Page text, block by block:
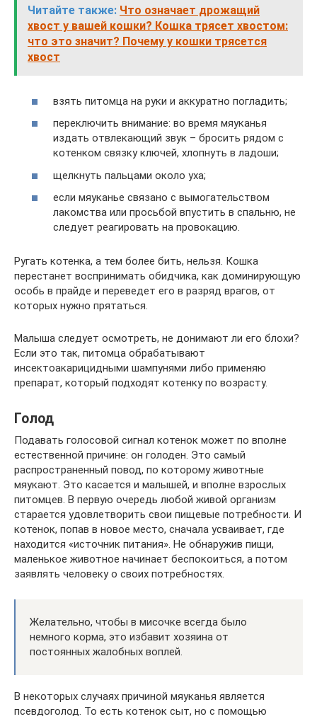
Читайте также: Что означает дрожащий
хвост у вашей кошки? Кошка трясет хвостом:
что это значит? Почему у кошки трясется
хвост
взять питомца на руки и аккуратно погладить;
переключить внимание: во время мяуканья
издать отвлекающий звук – бросить рядом с
котенком связку ключей, хлопнуть в ладоши;
щелкнуть пальцами около уха;
если мяуканье связано с вымогательством
лакомства или просьбой впустить в спальню, не
следует реагировать на провокацию.
Ругать котенка, а тем более бить, нельзя. Кошка
перестанет воспринимать обидчика, как доминирующую
особь в прайде и переведет его в разряд врагов, от
которых нужно прятаться.
Малыша следует осмотреть, не донимают ли его блохи?
Если это так, питомца обрабатывают
инсектоакарицидными шампунями либо применяю
препарат, который подходят котенку по возрасту.
Голод
Подавать голосовой сигнал котенок может по вполне
естественной причине: он голоден. Это самый
распространенный повод, по которому животные
мяукают. Это касается и малышей, и вполне взрослых
питомцев. В первую очередь любой живой организм
старается удовлетворить свои пищевые потребности. И
котенок, попав в новое место, сначала усваивает, где
находится «источник питания». Не обнаружив пищи,
маленькое животное начинает беспокоиться, а потом
заявлять человеку о своих потребностях.
Желательно, чтобы в мисочке всегда было
немного корма, это избавит хозяина от
постоянных жалобных воплей.
В некоторых случаях причиной мяуканья является
псевдоголод. То есть котенок сыт, но с помощью